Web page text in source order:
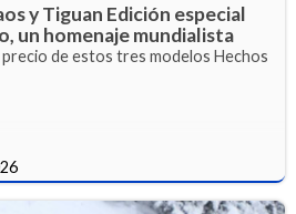
y Tiguan Edición especial
un homenaje mundialista
de estos tres modelos Hechos